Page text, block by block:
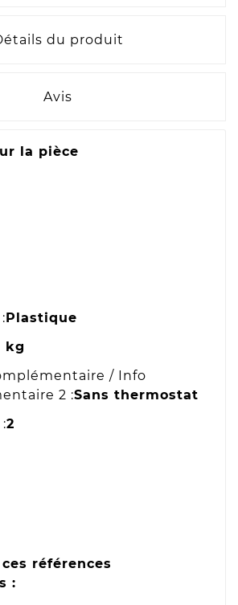
du produit
Avis
la pièce
Plastique
kg
/ Info
2 :Sans thermostat
2
références
: